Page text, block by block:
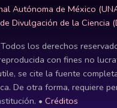
Autónoma de México
Divulgación de la Ciencia
los derechos
con fines no
se cite la fuente
De otra forma, requiere
• Créditos